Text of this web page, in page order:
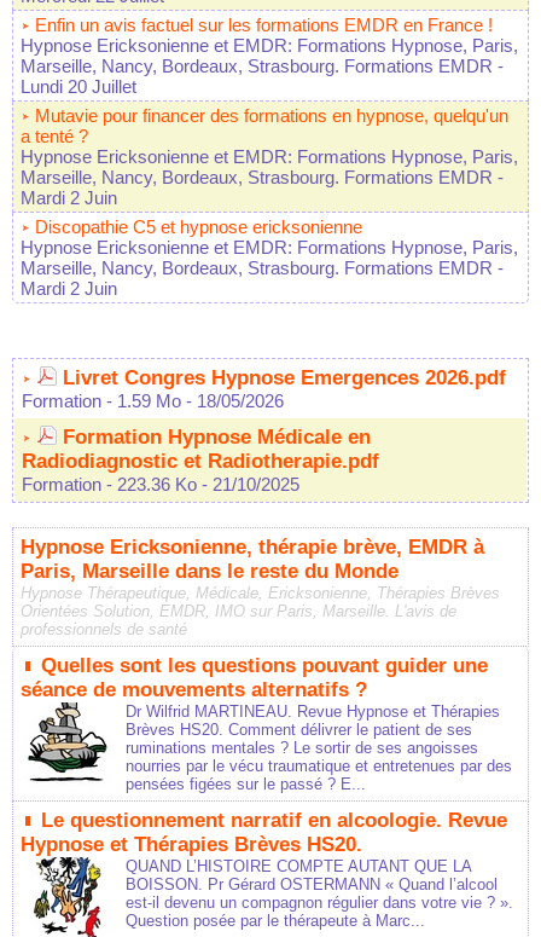
Enfin un avis factuel sur les formations EMDR en France !
Hypnose Ericksonienne et EMDR: Formations Hypnose, Paris,
Marseille, Nancy, Bordeaux, Strasbourg. Formations EMDR -
Lundi 20 Juillet
Mutavie pour financer des formations en hypnose, quelqu'un
a tenté ?
Hypnose Ericksonienne et EMDR: Formations Hypnose, Paris,
Marseille, Nancy, Bordeaux, Strasbourg. Formations EMDR -
Mardi 2 Juin
Discopathie C5 et hypnose ericksonienne
Hypnose Ericksonienne et EMDR: Formations Hypnose, Paris,
Marseille, Nancy, Bordeaux, Strasbourg. Formations EMDR -
Mardi 2 Juin
Livret Congres Hypnose Emergences 2026.pdf
Formation - 1.59 Mo - 18/05/2026
Formation Hypnose Médicale en
Radiodiagnostic et Radiotherapie.pdf
Formation - 223.36 Ko - 21/10/2025
Hypnose Ericksonienne, thérapie brève, EMDR à
Paris, Marseille dans le reste du Monde
Hypnose Thérapeutique, Médicale, Ericksonienne, Thérapies Brèves
Orientées Solution, EMDR, IMO sur Paris, Marseille. L'avis de
professionnels de santé
Quelles sont les questions pouvant guider une
séance de mouvements alternatifs ?
Dr Wilfrid MARTINEAU. Revue Hypnose et Thérapies
Brèves HS20. Comment délivrer le patient de ses
ruminations mentales ? Le sortir de ses angoisses
nourries par le vécu traumatique et entretenues par des
pensées figées sur le passé ? E...
Le questionnement narratif en alcoologie. Revue
Hypnose et Thérapies Brèves HS20.
QUAND L’HISTOIRE COMPTE AUTANT QUE LA
BOISSON. Pr Gérard OSTERMANN « Quand l’alcool
est-il devenu un compagnon régulier dans votre vie ? ».
Question posée par le thérapeute à Marc...